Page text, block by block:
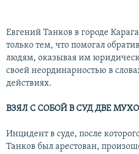
Евгений Танков в городе
только тем, что помогал
людям, оказывая им
своей неординарностью в
действиях.
ВЗЯЛ С СОБОЙ В СУД ДВЕ
Инцидент в суде, после
Танков был арестован,